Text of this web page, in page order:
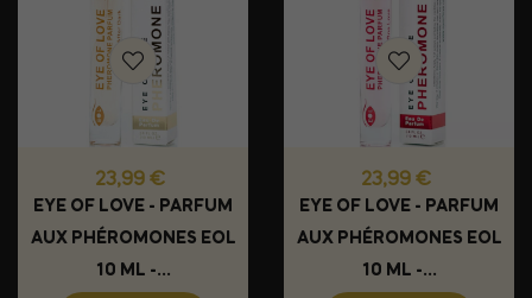
Prix
23,99 €
EYE OF LOVE - PARFUM
AUX PHÉROMONES EOL
10 ML -...
Prix
23,99 €
EYE OF LOVE - PARFUM
AUX PHÉROMONES EOL
10 ML -...